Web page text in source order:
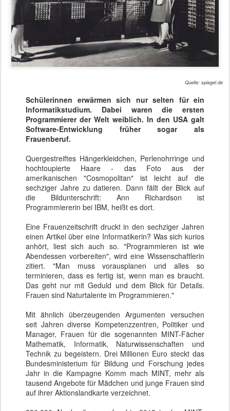
Quelle: spiegel.de
Schülerinnen erwärmen sich nur selten für ein
Informatikstudium. Dabei waren die ersten
Programmierer der Welt weiblich. In den USA galt
Software-Entwicklung früher sogar als
Frauenberuf.
Quergestreiftes Hängerkleidchen, Perlenohrringe und
hochtoupierte Haare - das Foto aus der
amerikanischen "Cosmopolitan" ist leicht auf die
sechziger Jahre zu datieren. Dann fällt der Blick auf
die Bildunterschrift: Ann Richardson ist
Programmiererin bei IBM, heißt es dort.
Eine Frauenzeitschrift druckt in den sechziger Jahren
einen Artikel über eine Informatikerin? Was sich kurios
anhört, liest sich auch so. "Programmieren ist wie
Abendessen vorbereiten", wird eine Wissenschaftlerin
zitiert. "Man muss vorausplanen und alles so
terminieren, dass es fertig ist, wenn man es braucht.
Das geht nur mit Geduld und dem Blick für Details.
Frauen sind Naturtalente im Programmieren."
Mit ähnlich überzeugenden Argumenten versuchen
seit Jahren diverse Kompetenzzentren, Politiker und
Manager, Frauen für die sogenannten MINT-Fächer
Mathematik, Informatik, Naturwissenschaften und
Technik zu begeistern. Drei Millionen Euro steckt das
Bundesministerium für Bildung und Forschung jedes
Jahr in die Kampagne Komm mach MINT, mehr als
tausend Angebote für Mädchen und junge Frauen sind
auf ihrer Aktionslandkarte verzeichnet.